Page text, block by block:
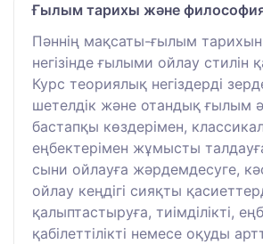
Ғылым тарихы және
Пәннің мақсаты-ғылым тарихын
негізінде ғылыми ойлау стилін
Курс теориялық негіздерді
шетелдік және отандық ғылым
бастапқы көздерімен,
еңбектерімен жұмысты
сыни ойлауға жәрдемдесуге,
ойлау кеңдігі сияқты
қалыптастыруға, тиімділікті,
қабілеттілікті немесе оқуды